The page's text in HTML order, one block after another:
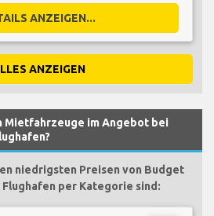
ANZEIGEN...
ANZEIGEN
Mietfahrzeuge im Angebot bei
niedrigsten Preisen von Budget
Flughafen per Kategorie sind: